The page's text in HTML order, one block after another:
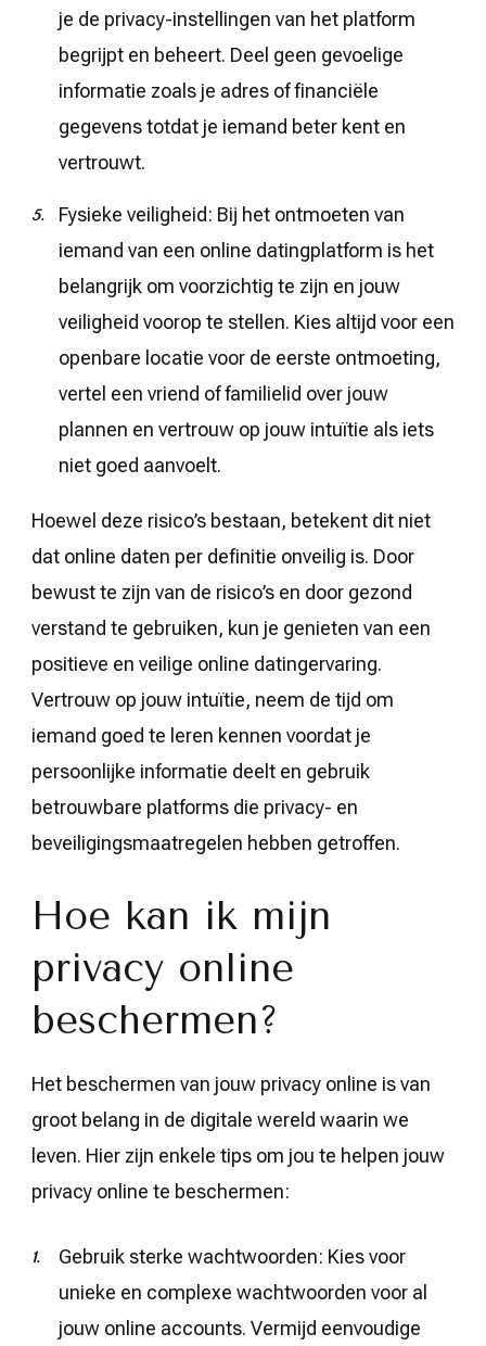
je de privacy-instellingen van het platform
begrijpt en beheert. Deel geen gevoelige
informatie zoals je adres of financiële
gegevens totdat je iemand beter kent en
vertrouwt.
Fysieke veiligheid: Bij het ontmoeten van
iemand van een online datingplatform is het
belangrijk om voorzichtig te zijn en jouw
veiligheid voorop te stellen. Kies altijd voor een
openbare locatie voor de eerste ontmoeting,
vertel een vriend of familielid over jouw
plannen en vertrouw op jouw intuïtie als iets
niet goed aanvoelt.
Hoewel deze risico’s bestaan, betekent dit niet
dat online daten per definitie onveilig is. Door
bewust te zijn van de risico’s en door gezond
verstand te gebruiken, kun je genieten van een
positieve en veilige online datingervaring.
Vertrouw op jouw intuïtie, neem de tijd om
iemand goed te leren kennen voordat je
persoonlijke informatie deelt en gebruik
betrouwbare platforms die privacy- en
beveiligingsmaatregelen hebben getroffen.
Hoe kan ik mijn
privacy online
beschermen?
Het beschermen van jouw privacy online is van
groot belang in de digitale wereld waarin we
leven. Hier zijn enkele tips om jou te helpen jouw
privacy online te beschermen:
Gebruik sterke wachtwoorden: Kies voor
unieke en complexe wachtwoorden voor al
jouw online accounts. Vermijd eenvoudige